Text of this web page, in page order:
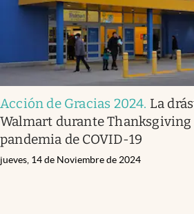
Acción de Gracias 2024. La
Walmart durante Thanksgiving
pandemia de COVID-19
jueves, 14 de Noviembre de 2024